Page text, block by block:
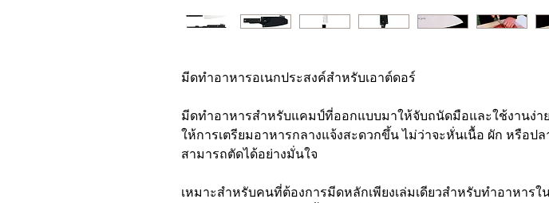
มีดทำอาหารอเนกประสงค์สำหรับเอาต์ดอร์
มีดทำอาหารสำหรับแคมป์ที่ออกแบบมาให้จับถนัดมือและใช้งานง่า
ให้การเตรียมอาหารกลางแจ้งสะดวกขึ้น ไม่ว่าจะหั่นเนื้อ ผัก หรือปล
สามารถตัดได้อย่างมั่นใจ
เหมาะสำหรับคนที่ต้องการมีดหลักเพียงเล่มเดียวสำหรับทำอาหารใ